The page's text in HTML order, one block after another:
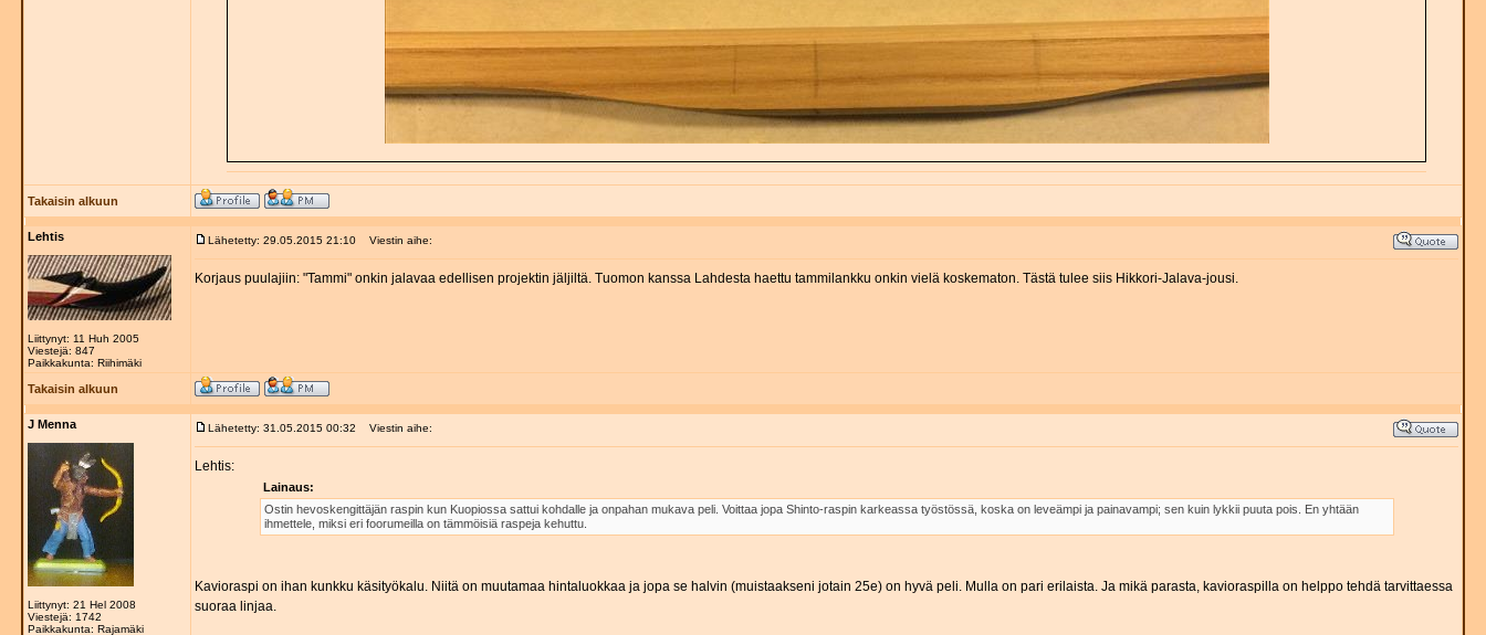
Takaisin alkuun
Lehtis
Liittynyt: 11 Huh 2005
Viestejä: 847
Paikkakunta: Riihimäki
Lähetetty: 29.05.2015 21:10 Viestin aihe:
Korjaus puulajiin: "Tammi" onkin jalavaa edellisen projektin jäljiltä. Tuomon kanssa Lahdesta haettu tammilankku onkin vielä koskematon. Tästä tulee siis Hikkori-Jalava-jousi.
Takaisin alkuun
J Menna
Liittynyt: 21 Hel 2008
Viestejä: 1742
Paikkakunta: Rajamäki
Lähetetty: 31.05.2015 00:32 Viestin aihe:
Lehtis:
Lainaus:
Ostin hevoskengittäjän raspin kun Kuopiossa sattui kohdalle ja onpahan mukava peli. Voittaa jopa Shinto-raspin karkeassa työstössä, koska on leveämpi ja painavampi; sen kuin lykkii puuta pois. En yhtään
ihmettele, miksi eri foorumeilla on tämmöisiä raspeja kehuttu.
Kavioraspi on ihan kunkku käsityökalu. Niitä on muutamaa hintaluokkaa ja jopa se halvin (muistaakseni jotain 25e) on hyvä peli. Mulla on pari erilaista. Ja mikä parasta, kavioraspilla on helppo tehdä tarvittaessa
suoraa linjaa.